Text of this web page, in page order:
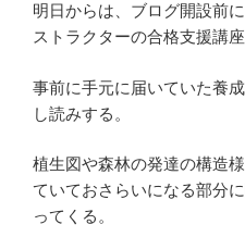
明日からは、ブログ開設前
ストラクターの合格支援講
事前に手元に届いていた養
し読みする。
植生図や森林の発達の構造
ていておさらいになる部分
ってくる。